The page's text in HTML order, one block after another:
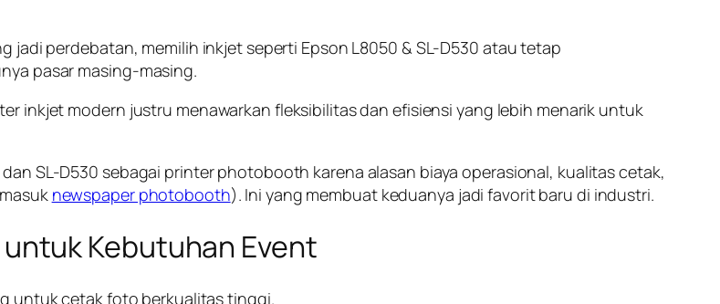
perdebatan, memilih inkjet seperti Epson L8050 & SL-D530 atau tetap
pasar masing-masing.
inkjet modern justru menawarkan fleksibilitas dan efisiensi yang lebih menarik untuk
SL-D530 sebagai printer photobooth karena alasan biaya operasional, kualitas cetak,
newspaper photobooth). Ini yang membuat keduanya jadi favorit baru di industri.
untuk Kebutuhan Event
untuk cetak foto berkualitas tinggi.